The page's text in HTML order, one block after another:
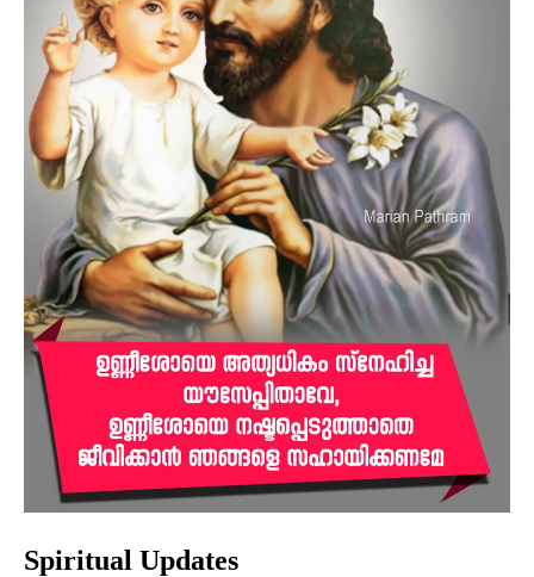
Spiritual Updates